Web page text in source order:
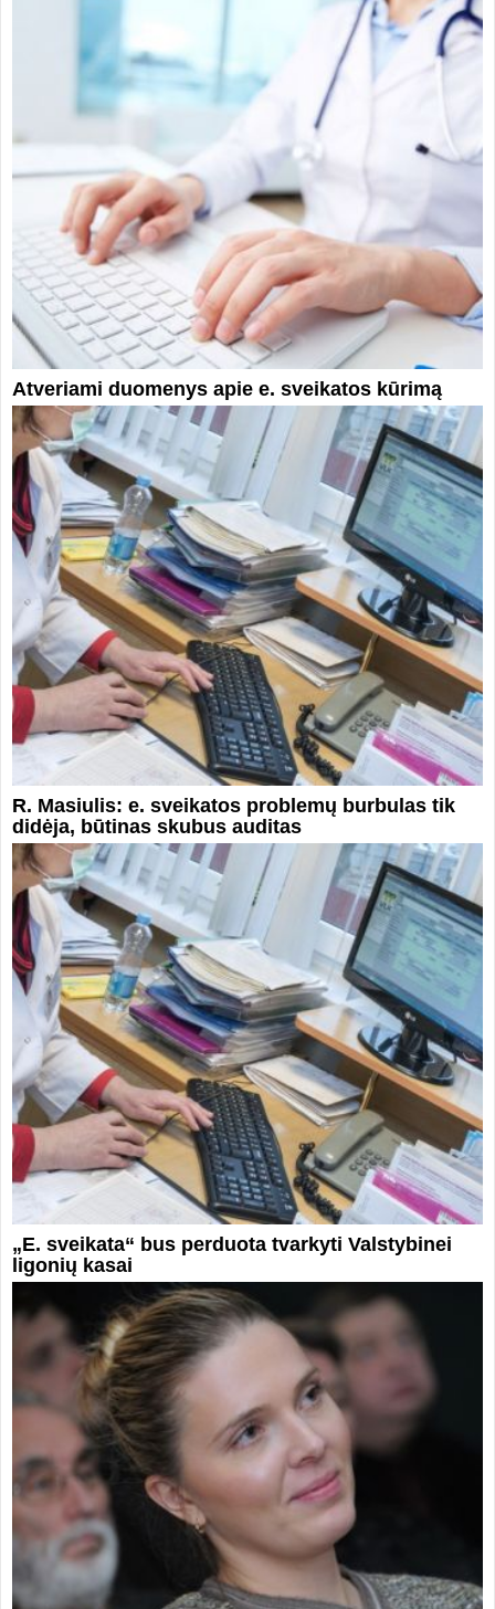
Atveriami duomenys apie e. sveikatos kūrimą
R. Masiulis: e. sveikatos problemų burbulas tik
didėja, būtinas skubus auditas
„E. sveikata“ bus perduota tvarkyti Valstybinei
ligonių kasai